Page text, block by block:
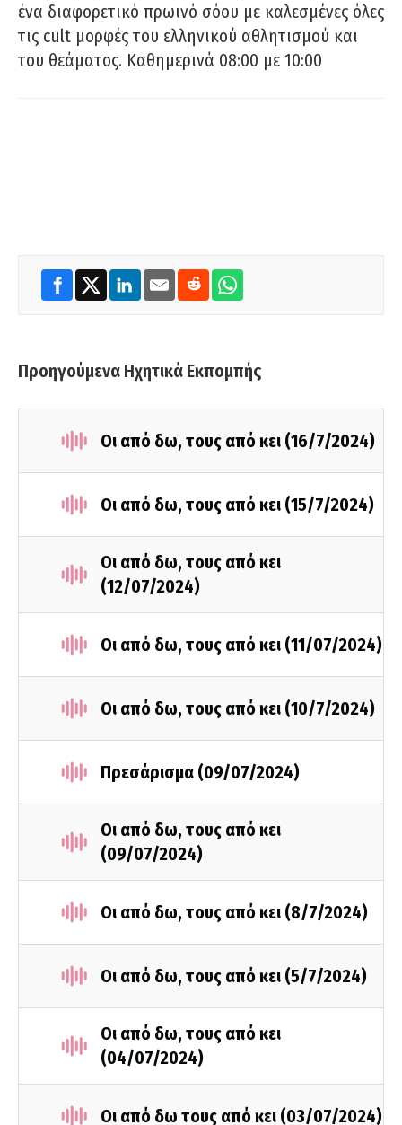
ένα διαφορετικό πρωινό σόου με καλεσμένες όλες
τις cult μορφές του ελληνικού αθλητισμού και
του θεάματος. Καθημερινά 08:00 με 10:00
Προηγούμενα Ηχητικά Εκπομπής
Οι από δω, τους από κει (16/7/2024)
Οι από δω, τους από κει (15/7/2024)
Οι από δω, τους από κει
(12/07/2024)
Οι από δω, τους από κει (11/07/2024)
Οι από δω, τους από κει (10/7/2024)
Πρεσάρισμα (09/07/2024)
Οι από δω, τους από κει
(09/07/2024)
Οι από δω, τους από κει (8/7/2024)
Οι από δω, τους από κει (5/7/2024)
Οι από δω, τους από κει
(04/07/2024)
Οι από δω τους από κει (03/07/2024)